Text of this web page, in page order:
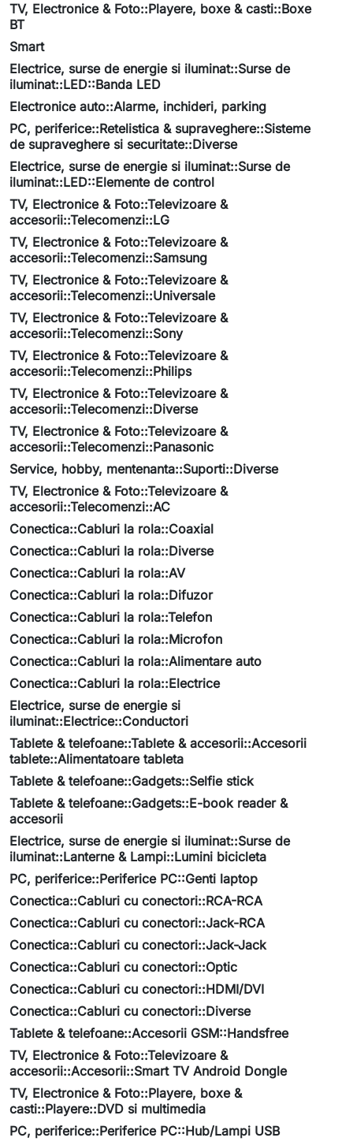
TV, Electronice & Foto::Playere, boxe & casti::Boxe
BT
Smart
Electrice, surse de energie si iluminat::Surse de
iluminat::LED::Banda LED
Electronice auto::Alarme, inchideri, parking
PC, periferice::Retelistica & supraveghere::Sisteme
de supraveghere si securitate::Diverse
Electrice, surse de energie si iluminat::Surse de
iluminat::LED::Elemente de control
TV, Electronice & Foto::Televizoare &
accesorii::Telecomenzi::LG
TV, Electronice & Foto::Televizoare &
accesorii::Telecomenzi::Samsung
TV, Electronice & Foto::Televizoare &
accesorii::Telecomenzi::Universale
TV, Electronice & Foto::Televizoare &
accesorii::Telecomenzi::Sony
TV, Electronice & Foto::Televizoare &
accesorii::Telecomenzi::Philips
TV, Electronice & Foto::Televizoare &
accesorii::Telecomenzi::Diverse
TV, Electronice & Foto::Televizoare &
accesorii::Telecomenzi::Panasonic
Service, hobby, mentenanta::Suporti::Diverse
TV, Electronice & Foto::Televizoare &
accesorii::Telecomenzi::AC
Conectica::Cabluri la rola::Coaxial
Conectica::Cabluri la rola::Diverse
Conectica::Cabluri la rola::AV
Conectica::Cabluri la rola::Difuzor
Conectica::Cabluri la rola::Telefon
Conectica::Cabluri la rola::Microfon
Conectica::Cabluri la rola::Alimentare auto
Conectica::Cabluri la rola::Electrice
Electrice, surse de energie si
iluminat::Electrice::Conductori
Tablete & telefoane::Tablete & accesorii::Accesorii
tablete::Alimentatoare tableta
Tablete & telefoane::Gadgets::Selfie stick
Tablete & telefoane::Gadgets::E-book reader &
accesorii
Electrice, surse de energie si iluminat::Surse de
iluminat::Lanterne & Lampi::Lumini bicicleta
PC, periferice::Periferice PC::Genti laptop
Conectica::Cabluri cu conectori::RCA-RCA
Conectica::Cabluri cu conectori::Jack-RCA
Conectica::Cabluri cu conectori::Jack-Jack
Conectica::Cabluri cu conectori::Optic
Conectica::Cabluri cu conectori::HDMI/DVI
Conectica::Cabluri cu conectori::Diverse
Tablete & telefoane::Accesorii GSM::Handsfree
TV, Electronice & Foto::Televizoare &
accesorii::Accesorii::Smart TV Android Dongle
TV, Electronice & Foto::Playere, boxe &
casti::Playere::DVD si multimedia
PC, periferice::Periferice PC::Hub/Lampi USB